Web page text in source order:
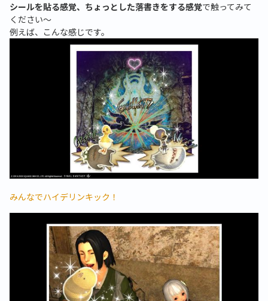
シールを貼る感覚、ちょっとした落書きをする感覚で触ってみて
ください～
例えば、こんな感じです。
みんなでハイデリンキック！